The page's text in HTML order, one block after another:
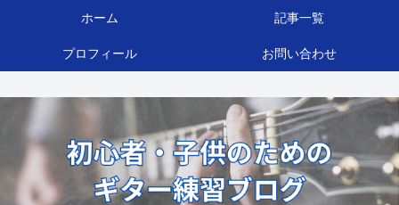
ホーム 記事一覧
プロフィール お問い合わせ